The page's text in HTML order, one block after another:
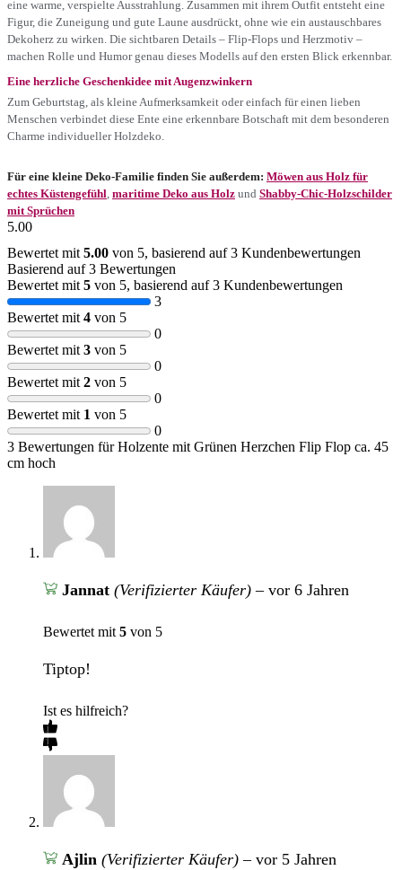
eine warme, verspielte Ausstrahlung. Zusammen mit ihrem Outfit entsteht eine
Figur, die Zuneigung und gute Laune ausdrückt, ohne wie ein austauschbares
Dekoherz zu wirken. Die sichtbaren Details – Flip-Flops und Herzmotiv –
machen Rolle und Humor genau dieses Modells auf den ersten Blick erkennbar.
Eine herzliche Geschenkidee mit Augenzwinkern
Zum Geburtstag, als kleine Aufmerksamkeit oder einfach für einen lieben
Menschen verbindet diese Ente eine erkennbare Botschaft mit dem besonderen
Charme individueller Holzdeko.
Für eine kleine Deko-Familie finden Sie außerdem: Möwen aus Holz für
echtes Küstengefühl maritime Deko aus Holz und Shabby-Chic-Holzschilder
mit Sprüchen
5.00
Bewertet mit 5.00 von 5, basierend auf3 Kundenbewertungen
Basierend auf 3 Bewertungen
Bewertet mit 5 von 5, basierend auf3 Kundenbewertungen
3
Bewertet mit 4 von 5
0
Bewertet mit 3 von 5
0
Bewertet mit 2 von 5
0
Bewertet mit 1 von 5
0
3 Bewertungen fürHolzente mit Grünen Herzchen Flip Flop ca. 45
cm hoch
Jannat (Verifizierter Käufer) – vor 6 Jahren
Bewertet mit 5 von 5
Tiptop!
Ist es hilfreich?
Ajlin (Verifizierter Käufer) – vor 5 Jahren